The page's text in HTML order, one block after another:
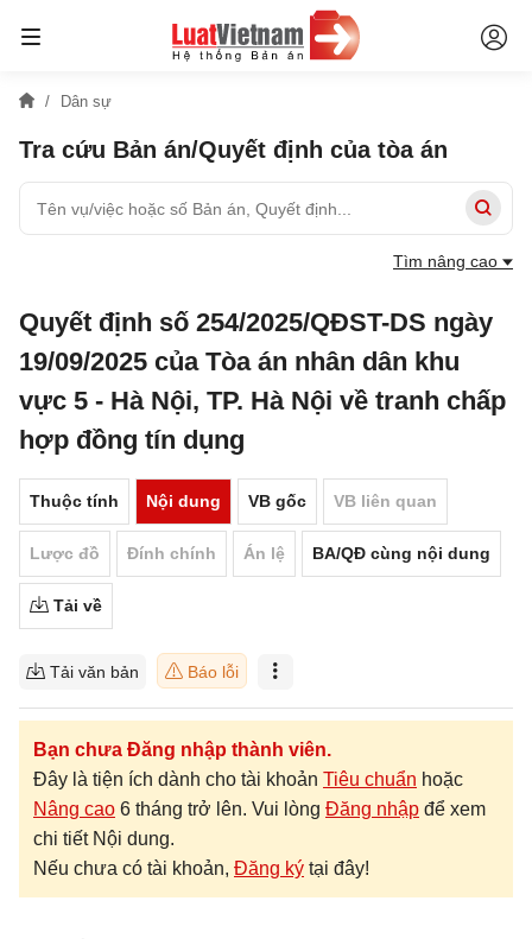
Dân sự
Tra cứu Bản án/Quyết định của tòa án
Tìm nâng cao
Quyết định số 254/2025/QĐST-DS ngày
19/09/2025 của Tòa án nhân dân khu
vực 5 - Hà Nội, TP. Hà Nội về tranh chấp
hợp đồng tín dụng
Thuộc tính Nội dung VB gốc VB liên quan
Lược đồ Đính chính Án lệ BA/QĐ cùng nội dung
Tải về
Tải văn bản Báo lỗi
Bạn chưa Đăng nhập thành viên.
Đây là tiện ích dành cho tài khoản Tiêu chuẩn hoặc
Nâng cao 6 tháng trở lên. Vui lòng Đăng nhập để xem
chi tiết Nội dung.
Nếu chưa có tài khoản, Đăng ký tại đây!